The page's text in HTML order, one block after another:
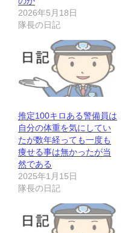
2026年5月18日
隊長の日記
推定100キロある警備員は
自分の体重を気にしてい
たが数年経っても一度も
痩せる事は無かったが当
然である
2025年1月15日
隊長の日記